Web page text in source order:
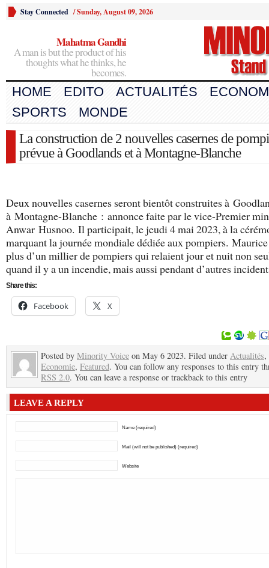
Stay Connected /Sunday, August 09, 2026
Mahatma Gandhi
A man is but the product of his
thoughts what he thinks, he
becomes.
HOME EDITO ACTUALITÉS
SPORTS
MONDE
La construction de 2 nouvelles casernes de
prévue à Goodlands et à Montagne-Blanche
Deux nouvelles casernes seront bientôt construites à
à Montagne-Blanche : annonce faite par le vice-Premier
Anwar Husnoo. Il participait, le jeudi 4 mai 2023, à la
marquant la journée mondiale dédiée aux pompiers.
plus d’un millier de pompiers qui relaient jour et nuit non
quand il y a un incendie, mais aussi pendant d’autres
Share this:
Facebook X
Posted by Minority Voice on May 6 2023. Filed under Actualités,
Economie, Featured. You can follow any responses to this entry
RSS 2.0. You can leave a response or trackback to this entry
LEAVE A REPLY
Name (required)
Mail (will not be published) (required)
Website